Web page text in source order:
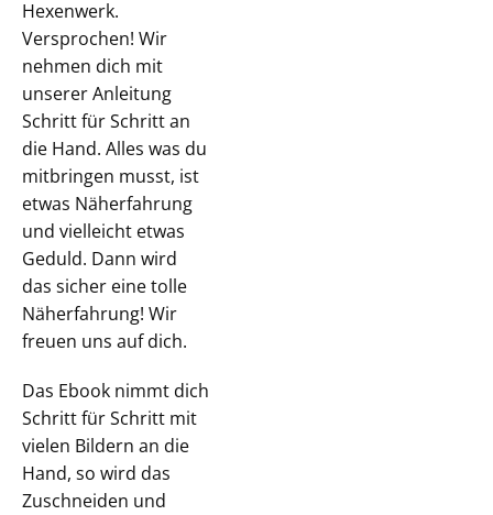
Hexenwerk.
Versprochen! Wir
nehmen dich mit
unserer Anleitung
Schritt für Schritt an
die Hand. Alles was du
mitbringen musst, ist
etwas Näherfahrung
und vielleicht etwas
Geduld. Dann wird
das sicher eine tolle
Näherfahrung! Wir
freuen uns auf dich.
Das Ebook nimmt dich
Schritt für Schritt mit
vielen Bildern an die
Hand, so wird das
Zuschneiden und